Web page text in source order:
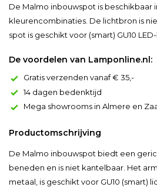
De Malmo inbouwspot is beschikbaar
kleurencombinaties. De lichtbron is
spot is geschikt voor (smart) GU10
De voordelen van Lamponline.nl:
Gratis verzenden vanaf € 35,-
14 dagen bedenktijd
Mega showrooms in Almere en
Productomschrijving
De Malmo inbouwspot biedt een
beneden en is niet kantelbaar. Het
metaal, is geschikt voor GU10 (smart)